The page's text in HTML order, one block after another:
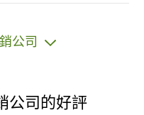
公司
公司的好評